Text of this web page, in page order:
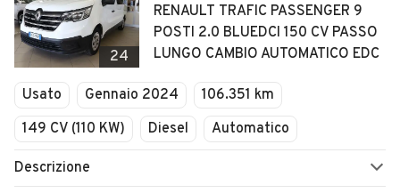
24
RENAULT TRAFIC PASSENGER 9
POSTI 2.0 BLUEDCI 150 CV PASSO
LUNGO CAMBIO AUTOMATICO EDC
Usato Gennaio 2024
106.351 km
149 CV (110 KW)
Diesel Automatico
Descrizione